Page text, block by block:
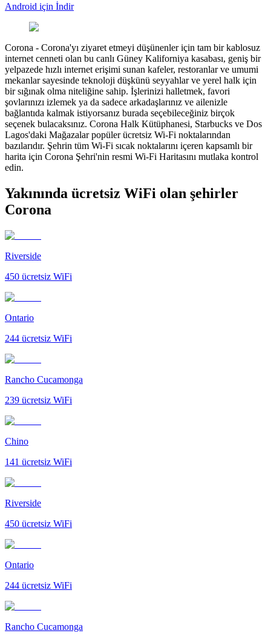
Android için İndir
Corona - Corona'yı ziyaret etmeyi düşünenler için tam bir kablosuz
internet cenneti olan bu canlı Güney Kaliforniya kasabası, geniş bir
yelpazede hızlı internet erişimi sunan kafeler, restoranlar ve umumi
mekanlar sayesinde teknoloji düşkünü seyyahlar ve yerel halk için
bir sığınak olma niteliğine sahip. İşlerinizi halletmek, favori
şovlarınızı izlemek ya da sadece arkadaşlarınız ve ailenizle
bağlantıda kalmak istiyorsanız burada seçebileceğiniz birçok
seçenek bulacaksınız. Corona Halk Kütüphanesi, Starbucks ve Dos
Lagos'daki Mağazalar popüler ücretsiz Wi-Fi noktalarından
bazılarıdır. Şehrin tüm Wi-Fi sıcak noktalarını içeren kapsamlı bir
harita için Corona Şehri'nin resmi Wi-Fi Haritasını mutlaka kontrol
edin.
Yakınında ücretsiz WiFi olan şehirler
Corona
Riverside
450 ücretsiz WiFi
Ontario
244 ücretsiz WiFi
Rancho Cucamonga
239 ücretsiz WiFi
Chino
141 ücretsiz WiFi
Riverside
450 ücretsiz WiFi
Ontario
244 ücretsiz WiFi
Rancho Cucamonga